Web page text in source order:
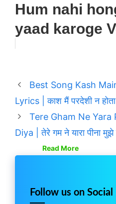
Hum nahi
yaad karoge
Best Song Kash
Lyrics | काश मैं परदेशी न होता
Tere Gham Ne Yara
Diya | तेरे गम ने यारा पीना मुझे
Read More
Follow us on